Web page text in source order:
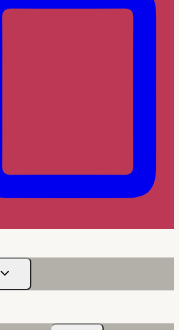
Untermenü
Umschalten